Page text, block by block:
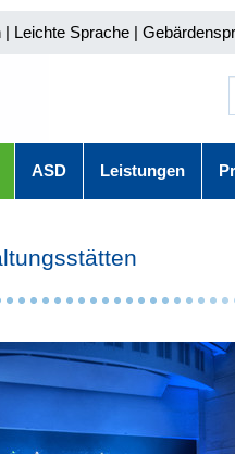
| Leichte Sprache |
ASD Leistungen